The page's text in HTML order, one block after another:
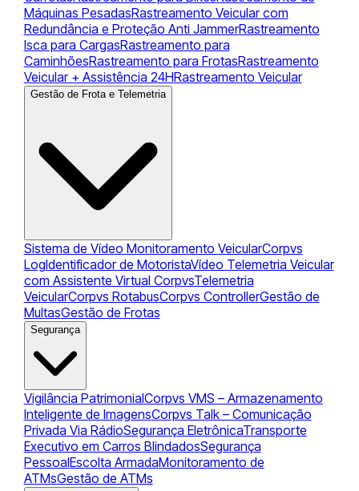
Máquinas PesadasRastreamento Veicular com
Redundância e Proteção Anti JammerRastreamento
Isca para CargasRastreamento para
CaminhõesRastreamento para FrotasRastreamento
Veicular + Assistência 24HRastreamento Veicular
Gestão de Frota e Telemetria
Sistema de Vídeo Monitoramento VeicularCorpvs
LogIdentificador de MotoristaVídeo Telemetria Veicular
com Assistente Virtual CorpvsTelemetria
VeicularCorpvs RotabusCorpvs ControllerGestão de
MultasGestão de Frotas
Segurança
Vigilância PatrimonialCorpvs VMS – Armazenamento
Inteligente de ImagensCorpvs Talk – Comunicação
Privada Via RádioSegurança EletrônicaTransporte
Executivo em Carros BlindadosSegurança
PessoalEscolta ArmadaMonitoramento de
ATMsGestão de ATMs